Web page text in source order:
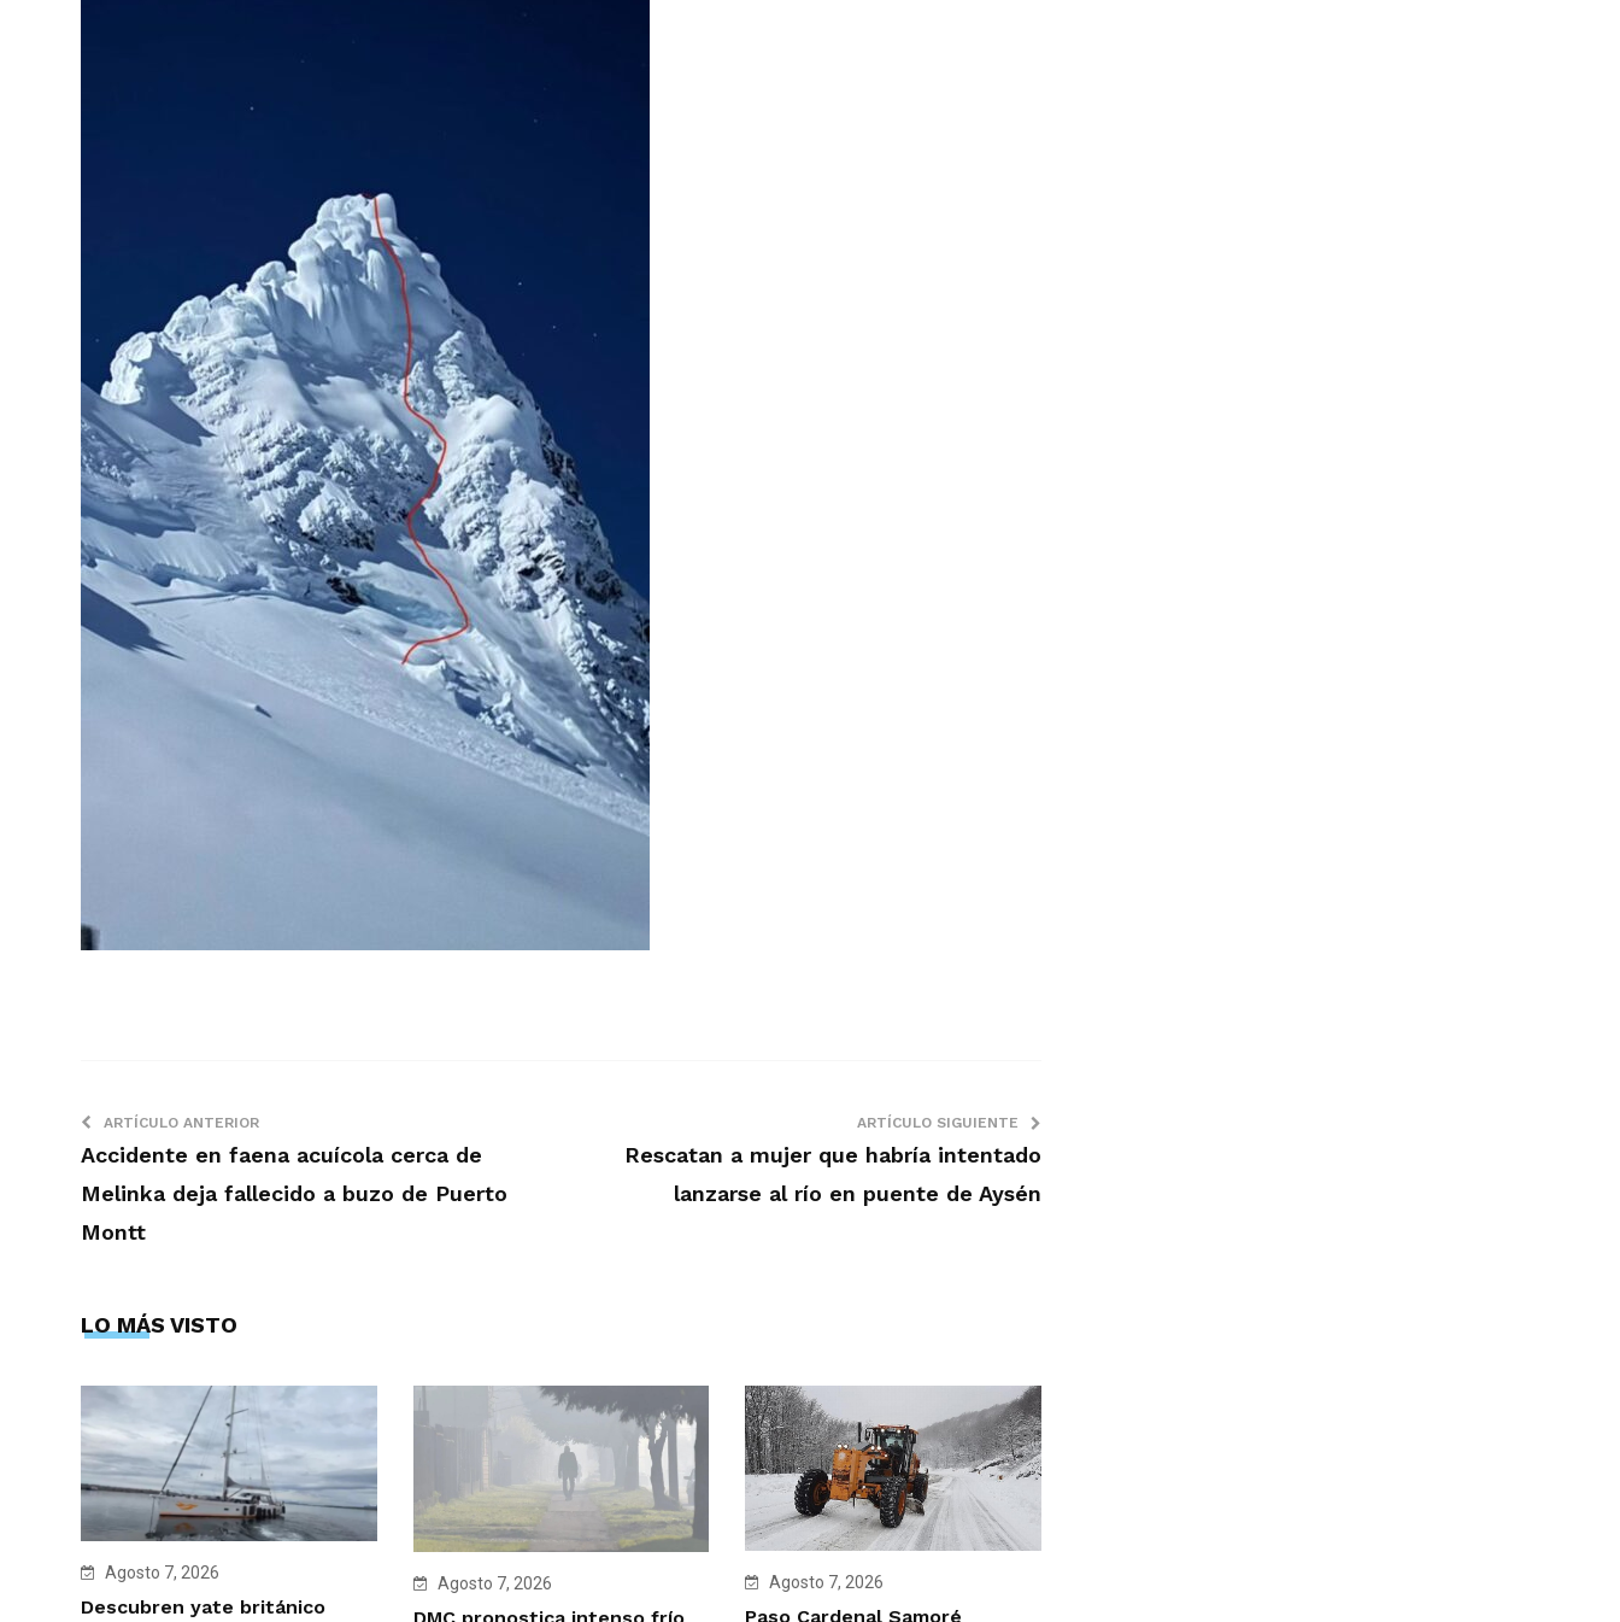
ARTÍCULO ANTERIOR
Accidente en faena acuícola cerca de
Melinka deja fallecido a buzo de Puerto
Montt
ARTÍCULO SIGUIENTE
Rescatan a mujer que habría intentado
lanzarse al río en puente de Aysén
LO MÁS VISTO
Agosto 7, 2026
Descubren yate británico
Agosto 7, 2026 Agosto 7, 2026
Paso Cardenal Samoré